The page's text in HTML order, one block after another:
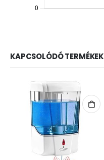
KAPCSOLÓDÓ TERMÉKEK